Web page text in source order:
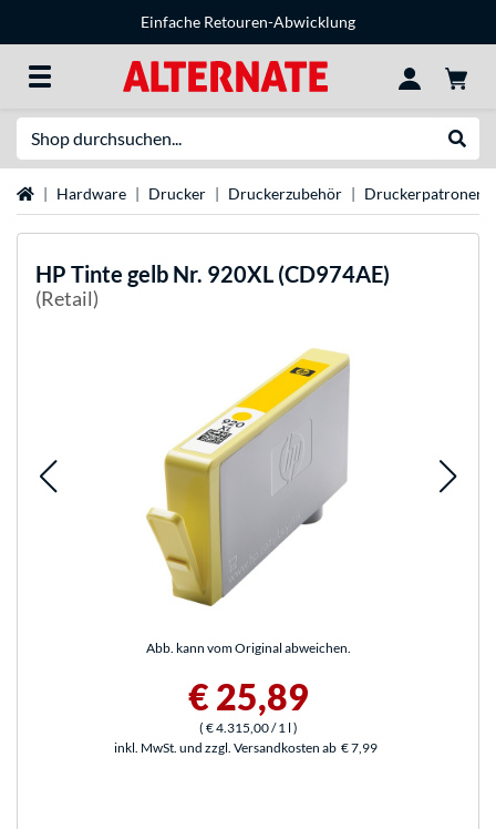
Einfache Retouren-Abwicklung
StartseiteHardware Drucker Druckerzubehör Druckerpatronen
HP Tinte gelb Nr. 920XL (CD974AE)
(Retail)
Abb. kann vom Original abweichen.
€ 25,89
( € 4.315,00/ 1 l )
inkl. MwSt. und zzgl. Versandkosten ab € 7,99